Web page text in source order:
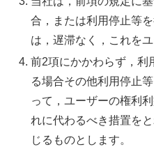
合，または利用停止等
は，遅滞なく，これを
前2項にかかわらず，利
る場合その他利用停止
って，ユーザーの権利
れに代わるべき措置を
じるものとします。